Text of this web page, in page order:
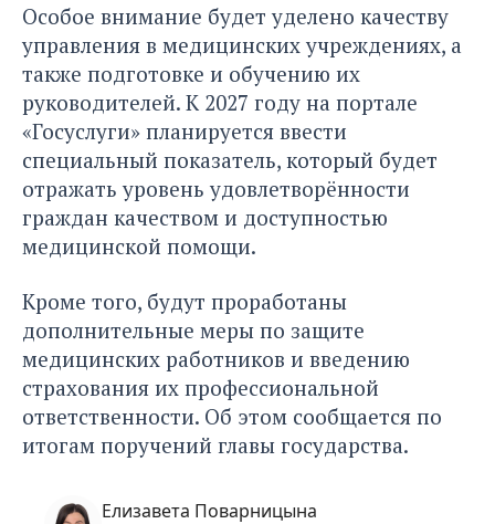
Особое внимание будет уделено качеству
управления в медицинских учреждениях, а
также подготовке и обучению их
руководителей. К 2027 году на портале
«Госуслуги» планируется ввести
специальный показатель, который будет
отражать уровень удовлетворённости
граждан качеством и доступностью
медицинской помощи.
Кроме того, будут проработаны
дополнительные меры по защите
медицинских работников и введению
страхования их профессиональной
ответственности. Об этом сообщается по
итогам поручений главы государства.
Елизавета Поварницына